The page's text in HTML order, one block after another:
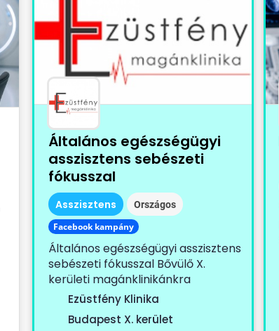
Általános egészségügyi
asszisztens sebészeti
fókusszal
Asszisztens Országos
Facebook kampány
Általános egészségügyi asszisztens
sebészeti fókusszal Bővülő X.
kerületi magánklinikánkra
keresünk...
Ezüstfény Klinika
Budapest X. kerület